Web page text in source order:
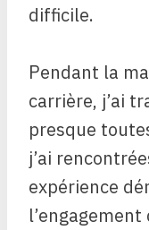
difficile.
Pendant la
carrière, j’ai
presque
j’ai
expérience